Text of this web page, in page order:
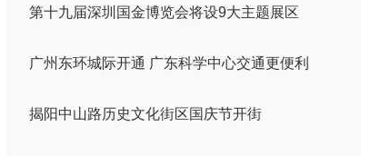
第十九届深圳国金博览会将设9大主题展区
广州东环城际开通 广东科学中心交通更便利
揭阳中山路历史文化街区国庆节开街